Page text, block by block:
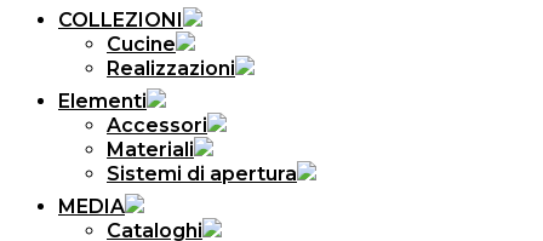
COLLEZIONI
Cucine
Realizzazioni
Elementi
Accessori
Materiali
Sistemi di apertura
MEDIA
Cataloghi